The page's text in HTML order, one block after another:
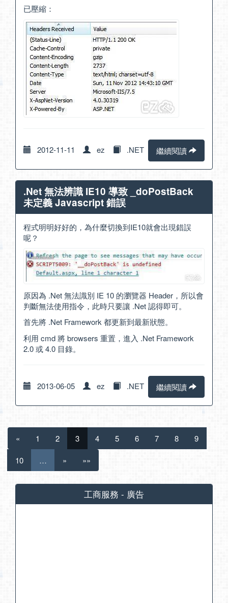
已壓縮：
2012-11-11 ez .NET 繼續閱讀
.Net 無法辨識 IE10 導致 _doPostBack
未定義 Javascript 錯誤
程式明明好好的，為什麼切換到IE10就會出現錯誤
呢？
原因為 .Net 無法識別 IE 10 的瀏覽器 Header，所以會
判斷無法使用指令，此時只要讓 .Net 認得即可。
首先將 .Net Framework 都更新到最新狀態。
利用 cmd 將 browsers 重置，進入 .Net Framework
2.0 或 4.0 目錄。
2013-06-05 ez .NET 繼續閱讀
« 1 2 3 4 5 6 7 8 9
10 … » »»
工商服務 - 廣告